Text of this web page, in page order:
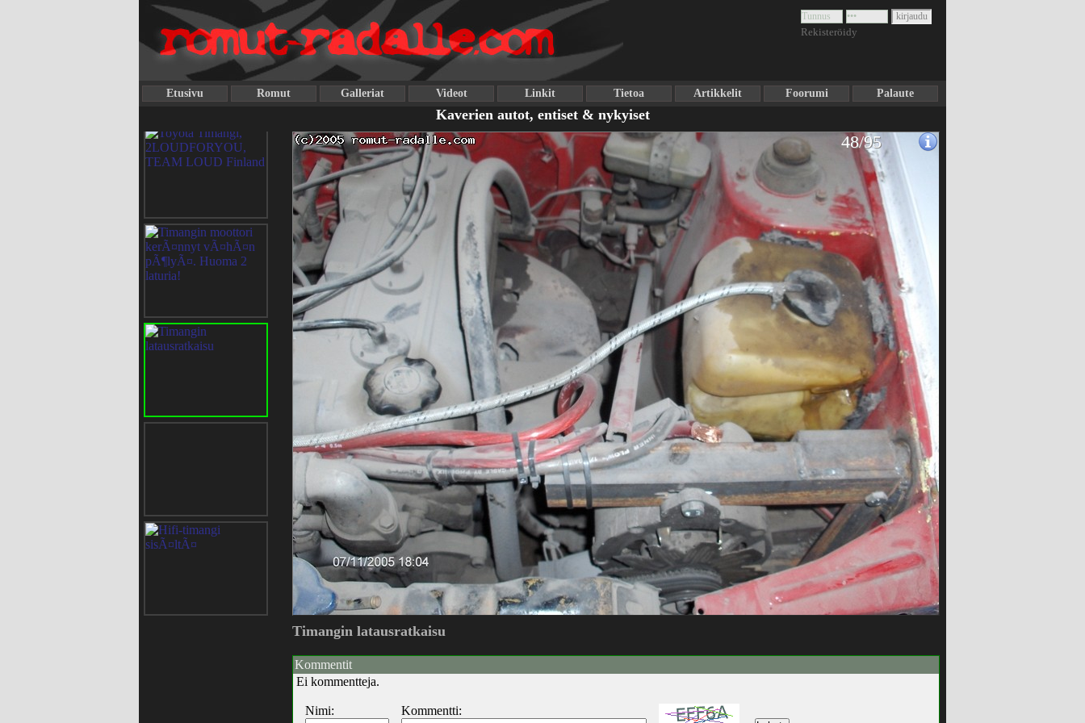
Rekisteröidy
Etusivu Romut Galleriat Videot Linkit Tietoa Artikkelit Foorumi Palaute
Kaverien autot, entiset & nykyiset
48/95
Timangin latausratkaisu
Kommentit
Ei kommentteja.
Nimi: Kommentti: